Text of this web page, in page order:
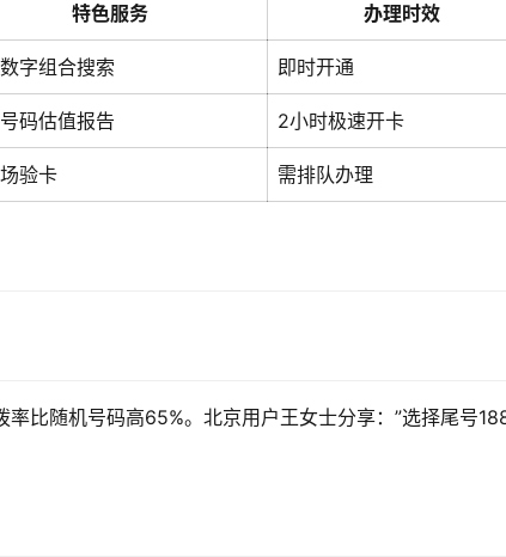
特色服务 办理时效
字组合搜索 即时开通
码估值报告 2小时极速开卡
验卡 需排队办理
比随机号码高65%。北京用户王女士分享：”选择尾号